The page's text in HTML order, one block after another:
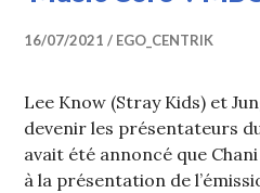
16/07/2021 EGO_CENTRIK
Lee Know (Stray Kids) et
devenir les présentateurs du
avait été annoncé que
à la présentation de